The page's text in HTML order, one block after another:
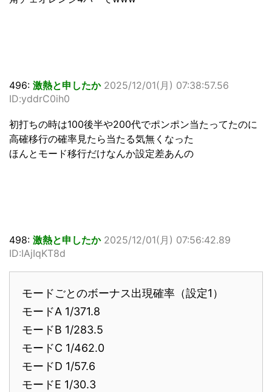
496: 激熱と申したか 2025/12/01(月) 07:38:57.56
ID:yddrC0ih0
初打ちの時は100後半や200代でポンポン当たってたのに
高確移行の確率見たら当たる気無くなった
ほんとモード移行だけなんか設定差あんの
498: 激熱と申したか 2025/12/01(月) 07:56:42.89
ID:IAjIqKT8d
モードごとのボーナス出現確率（設定1）
モードA 1/371.8
モードB 1/283.5
モードC 1/462.0
モードD 1/57.6
モードE 1/30.3